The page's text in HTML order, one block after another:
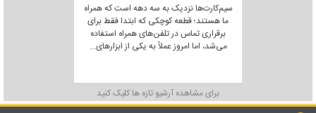
سیم‌کارت‌ها نزدیک به سه دهه است که همراه
ما هستند؛ قطعه کوچکی که ابتدا فقط برای
برقراری تماس در تلفن‌های همراه استفاده
می‌شد، اما امروز عملاً به یکی از ابزارهای...
برای مشاهده آرشیو تازه ها کلیک کنید